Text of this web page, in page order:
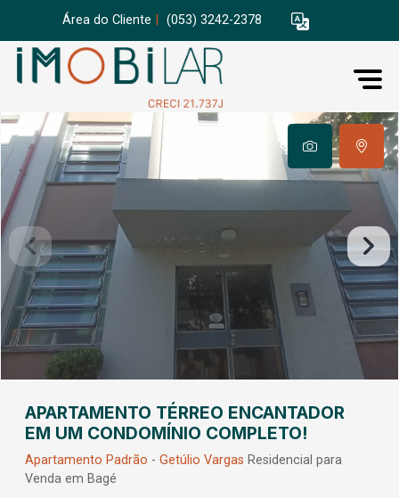
Área do Cliente (053) 3242-2378
APARTAMENTO TÉRREO ENCANTADOR
EM UM CONDOMÍNIO COMPLETO!
Apartamento Padrão - Getúlio Vargas Residencial para
Venda em Bagé